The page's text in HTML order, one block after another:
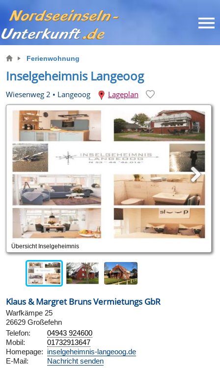
Ferienwohnung
Inselgeheimnis Langeoog
Wiesenweg 2 • Langeoog Lageplan
Übersicht Inselgeheimnis
Klaus & Margret Bruns Vermietungs GbR
Warfkämpe 25
26629 Großefehn
Telefon:
04943 924600
Mobil:
01732913647
Homepage: inselgeheimnis-langeoog.de
E-Mail:
Nachricht senden